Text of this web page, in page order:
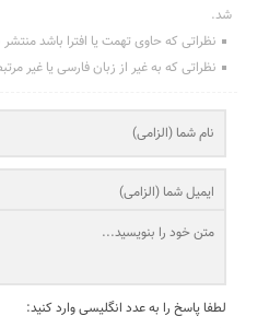
شد.
نظراتی که حاوی تهمت یا افترا باشد
نظراتی که به غیر از زبان فارسی یا غیر
لطفا پاسخ را به عدد انگلیسی وارد کنید: